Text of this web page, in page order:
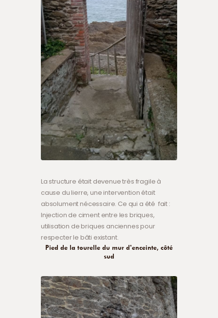
La structure était devenue très fragile à
cause du lierre, une intervention était
absolument nécessaire. Ce qui a été fait :
Injection de ciment entre les briques,
utilisation de briques anciennes pour
respecter le bâti existant.
Pied de la tourelle du mur d’enceinte, côté
sud